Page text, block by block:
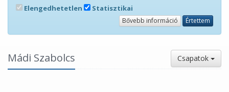
Elengedhetetlen
Statisztikai
Bővebb információ Értettem
Mádi Szabolcs Csapatok